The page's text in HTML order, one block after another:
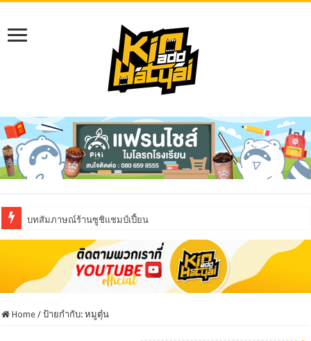
บทสัมภาษณ์ร้านซูชิแชมป์เปี้ยน
Home / ป้ายกำกับ:หมูตุ๋น